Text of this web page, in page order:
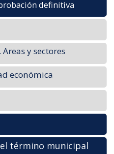
definitiva
y sectores
económica
término municipal